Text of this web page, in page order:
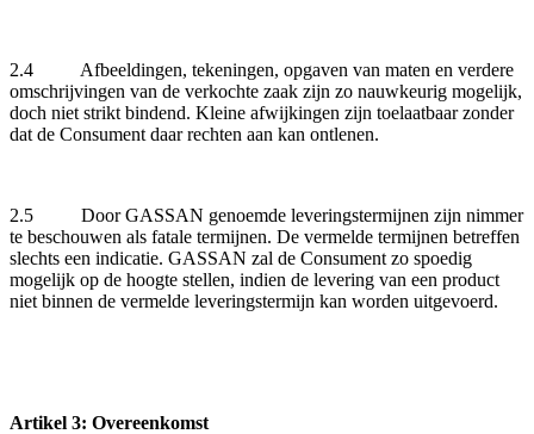
2.4 Afbeeldingen, tekeningen, opgaven van maten en verdere
omschrijvingen van de verkochte zaak zijn zo nauwkeurig mogelijk,
doch niet strikt bindend. Kleine afwijkingen zijn toelaatbaar zonder
dat de Consument daar rechten aan kan ontlenen.
2.5 Door GASSAN genoemde leveringstermijnen zijn nimmer
te beschouwen als fatale termijnen. De vermelde termijnen betreffen
slechts een indicatie. GASSAN zal de Consument zo spoedig
mogelijk op de hoogte stellen, indien de levering van een product
niet binnen de vermelde leveringstermijn kan worden uitgevoerd.
Artikel 3: Overeenkomst